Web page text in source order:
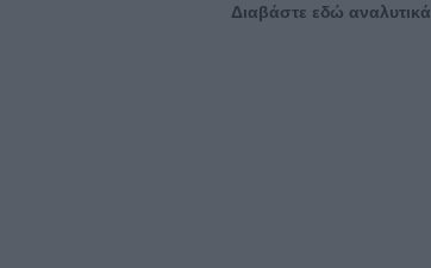
Διαβάστε εδώ αναλυτικά